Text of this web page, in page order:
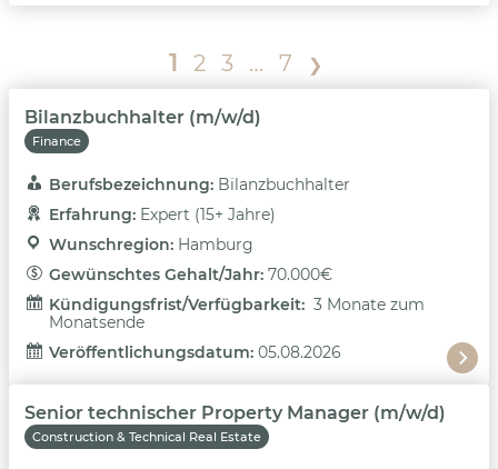
1 2 3 … 7 ❯
Bilanzbuchhalter (m/w/d)
Finance
Berufsbezeichnung: Bilanzbuchhalter
Erfahrung: Expert (15+ Jahre)
Wunschregion: Hamburg
Gewünschtes Gehalt/Jahr: 70.000€
Kündigungsfrist/Verfügbarkeit: 3 Monate zum
Monatsende
Veröffentlichungsdatum: 05.08.2026
Senior technischer Property Manager (m/w/d)
Construction & Technical Real Estate